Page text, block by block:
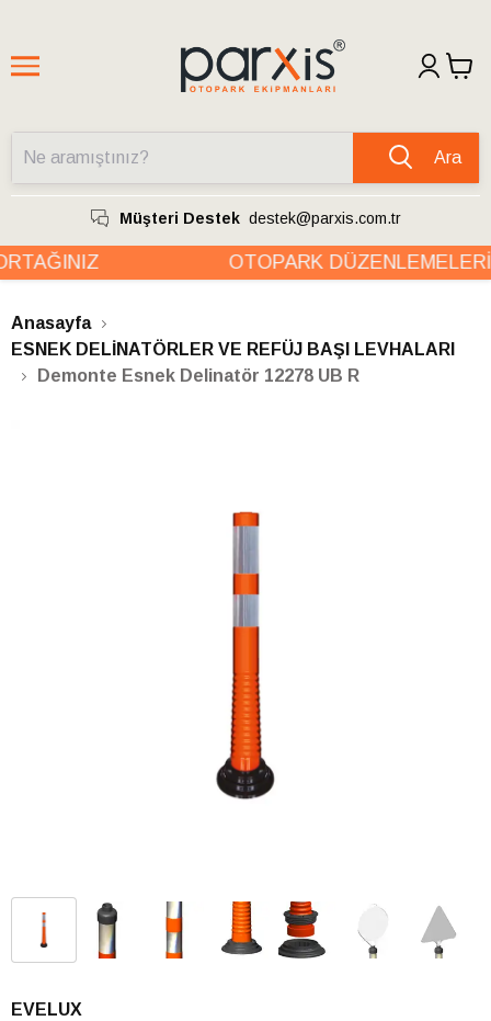
Ara
Müşteri Destek destek@parxis.com.tr
OTOPARK
Anasayfa
ESNEK DELİNATÖRLER VE REFÜJ BAŞI LEVHALARI
Demonte Esnek Delinatör 12278 UB R
EVELUX